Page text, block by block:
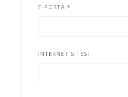
E-POSTA *
İNTERNET SITESI